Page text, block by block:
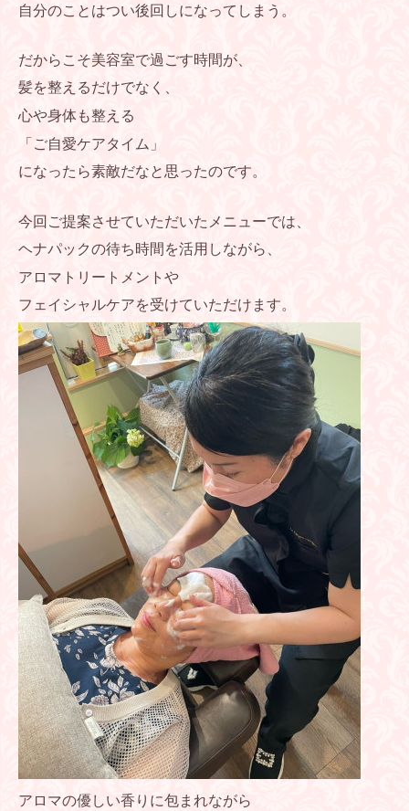
自分のことはつい後回しになってしまう。
だからこそ美容室で過ごす時間が、
髪を整えるだけでなく、
心や身体も整える
「ご自愛ケアタイム」
になったら素敵だなと思ったのです。
今回ご提案させていただいたメニューでは、
ヘナパックの待ち時間を活用しながら、
アロマトリートメントや
フェイシャルケアを受けていただけます。
アロマの優しい香りに包まれながら